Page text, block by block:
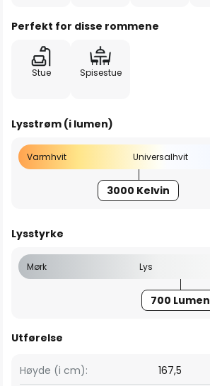
Perfekt for disse rommene
Stue Spisestue
Lysstrøm (i lumen)
Varmhvit Universalhvit
3000 Kelvin
Lysstyrke
Mørk Lys
700 Lumen
Utførelse
Høyde (i cm): 167,5